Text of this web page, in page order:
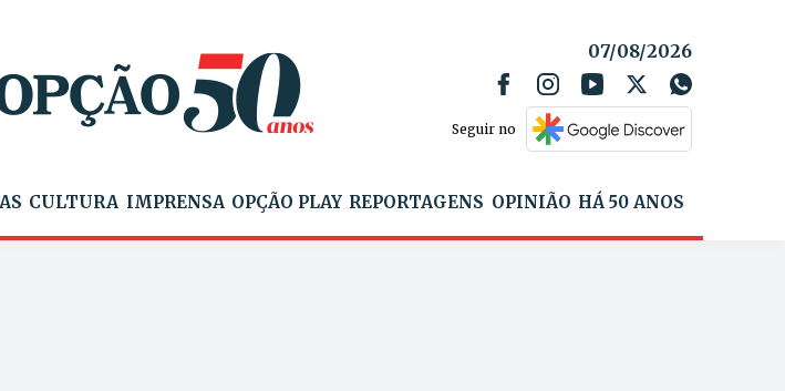
07/08/2026
Seguir no
CULTURA IMPRENSA OPÇÃO PLAY REPORTAGENS OPINIÃO HÁ 50 ANOS